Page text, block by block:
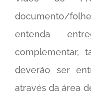
documento/
entenda
complementar,
deverão ser
através da área